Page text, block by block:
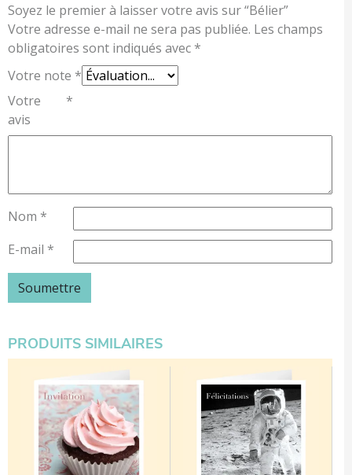
Soyez le premier à laisser votre avis sur “Bélier”
Votre adresse e-mail ne sera pas publiée. Les champs
obligatoires sont indiqués avec *
Votre note *
Votre
avis
*
Nom *
E-mail *
PRODUITS SIMILAIRES